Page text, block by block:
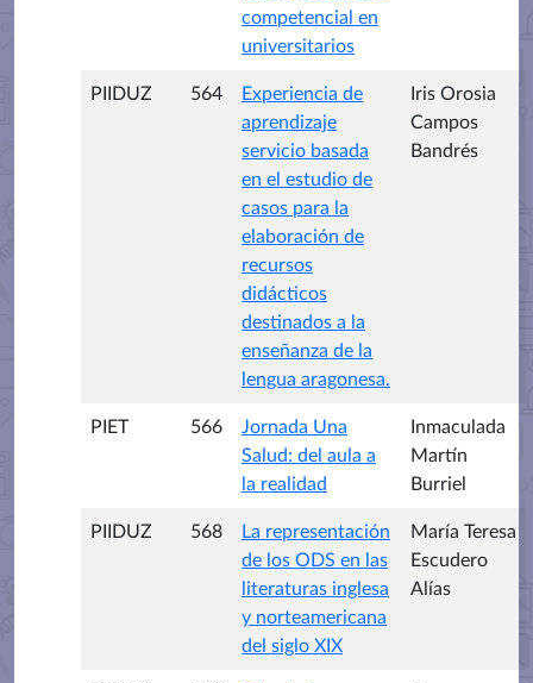
competencial en
universitarios
PIIDUZ 564
Experiencia de
aprendizaje
servicio basada
en el estudio de
casos para la
elaboración de
recursos
didácticos
destinados a la
enseñanza de la
lengua aragonesa.
Iris Orosia
Campos
Bandrés
PIET 566
Jornada Una
Salud: del aula a
la realidad
Inmaculada
Martín
Burriel
PIIDUZ 568
La representación
de los ODS en las
literaturas inglesa
y norteamericana
del siglo XIX
María Teresa
Escudero
Alías